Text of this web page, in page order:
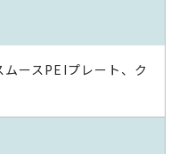
ースPEIプレート、ク